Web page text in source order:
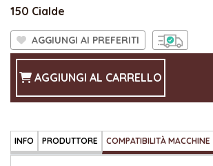
150 Cialde
AGGIUNGI AI PREFERITI
AGGIUNGI AL CARRELLO
INFO PRODUTTORE COMPATIBILITÀ MACCHINE